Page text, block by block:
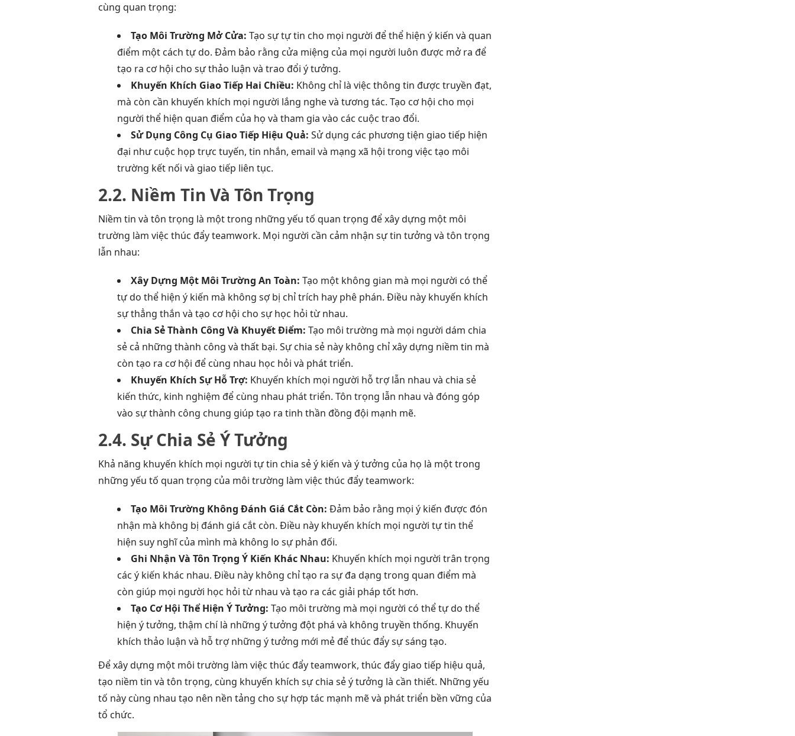
cùng quan trọng:
Tạo Môi Trường Mở Cửa: Tạo sự tự tin cho mọi người để thể hiện ý kiến và quan
điểm một cách tự do. Đảm bảo rằng cửa miệng của mọi người luôn được mở ra để
tạo ra cơ hội cho sự thảo luận và trao đổi ý tưởng.
Khuyến Khích Giao Tiếp Hai Chiều: Không chỉ là việc thông tin được truyền đạt,
mà còn cần khuyến khích mọi người lắng nghe và tương tác. Tạo cơ hội cho mọi
người thể hiện quan điểm của họ và tham gia vào các cuộc trao đổi.
Sử Dụng Công Cụ Giao Tiếp Hiệu Quả: Sử dụng các phương tiện giao tiếp hiện
đại như cuộc họp trực tuyến, tin nhắn, email và mạng xã hội trong việc tạo môi
trường kết nối và giao tiếp liên tục.
2.2. Niềm Tin Và Tôn Trọng
Niềm tin và tôn trọng là một trong những yếu tố quan trọng để xây dựng một môi
trường làm việc thúc đẩy teamwork. Mọi người cần cảm nhận sự tin tưởng và tôn trọng
lẫn nhau:
Xây Dựng Một Môi Trường An Toàn: Tạo một không gian mà mọi người có thể
tự do thể hiện ý kiến mà không sợ bị chỉ trích hay phê phán. Điều này khuyến khích
sự thẳng thắn và tạo cơ hội cho sự học hỏi từ nhau.
Chia Sẻ Thành Công Và Khuyết Điểm: Tạo môi trường mà mọi người dám chia
sẻ cả những thành công và thất bại. Sự chia sẻ này không chỉ xây dựng niềm tin mà
còn tạo ra cơ hội để cùng nhau học hỏi và phát triển.
Khuyến Khích Sự Hỗ Trợ: Khuyến khích mọi người hỗ trợ lẫn nhau và chia sẻ
kiến thức, kinh nghiệm để cùng nhau phát triển. Tôn trọng lẫn nhau và đóng góp
vào sự thành công chung giúp tạo ra tinh thần đồng đội mạnh mẽ.
2.4. Sự Chia Sẻ Ý Tưởng
Khả năng khuyến khích mọi người tự tin chia sẻ ý kiến và ý tưởng của họ là một trong
những yếu tố quan trọng của môi trường làm việc thúc đẩy teamwork:
Tạo Môi Trường Không Đánh Giá Cắt Còn: Đảm bảo rằng mọi ý kiến được đón
nhận mà không bị đánh giá cắt còn. Điều này khuyến khích mọi người tự tin thể
hiện suy nghĩ của mình mà không lo sự phản đối.
Ghi Nhận Và Tôn Trọng Ý Kiến Khác Nhau: Khuyến khích mọi người trân trọng
các ý kiến khác nhau. Điều này không chỉ tạo ra sự đa dạng trong quan điểm mà
còn giúp mọi người học hỏi từ nhau và tạo ra các giải pháp tốt hơn.
Tạo Cơ Hội Thể Hiện Ý Tưởng: Tạo môi trường mà mọi người có thể tự do thể
hiện ý tưởng, thậm chí là những ý tưởng đột phá và không truyền thống. Khuyến
khích thảo luận và hỗ trợ những ý tưởng mới mẻ để thúc đẩy sự sáng tạo.
Để xây dựng một môi trường làm việc thúc đẩy teamwork, thúc đẩy giao tiếp hiệu quả,
tạo niềm tin và tôn trọng, cùng khuyến khích sự chia sẻ ý tưởng là cần thiết. Những yếu
tố này cùng nhau tạo nên nền tảng cho sự hợp tác mạnh mẽ và phát triển bền vững của
tổ chức.